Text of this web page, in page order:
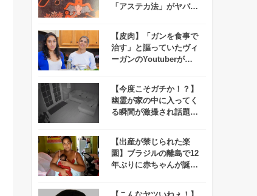
「アステカ法」がヤバす
【皮肉】「ガンを食事で
治す」と謳っていたヴィ
ーガンのYoutuberがガ
【今度こそガチか！？】
幽霊が家の中に入ってく
る瞬間が激撮され話題
【出産が禁じられた楽
園】ブラジルの離島で12
年ぶりに赤ちゃんが誕生